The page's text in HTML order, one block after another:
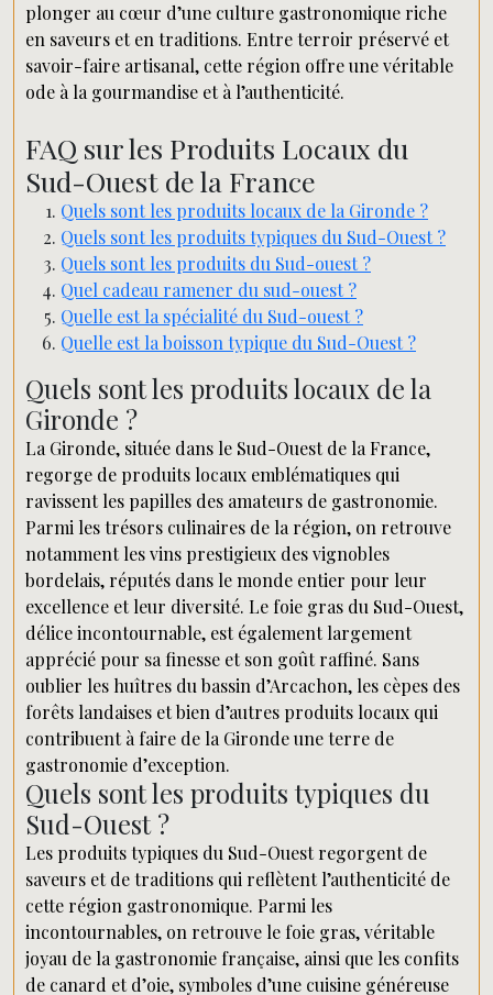
plonger au cœur d’une culture gastronomique riche
en saveurs et en traditions. Entre terroir préservé et
savoir-faire artisanal, cette région offre une véritable
ode à la gourmandise et à l’authenticité.
FAQ sur les Produits Locaux du
Sud-Ouest de la France
Quels sont les produits locaux de la Gironde ?
Quels sont les produits typiques du Sud-Ouest ?
Quels sont les produits du Sud-ouest ?
Quel cadeau ramener du sud-ouest ?
Quelle est la spécialité du Sud-ouest ?
Quelle est la boisson typique du Sud-Ouest ?
Quels sont les produits locaux de la
Gironde ?
La Gironde, située dans le Sud-Ouest de la France,
regorge de produits locaux emblématiques qui
ravissent les papilles des amateurs de gastronomie.
Parmi les trésors culinaires de la région, on retrouve
notamment les vins prestigieux des vignobles
bordelais, réputés dans le monde entier pour leur
excellence et leur diversité. Le foie gras du Sud-Ouest,
délice incontournable, est également largement
apprécié pour sa finesse et son goût raffiné. Sans
oublier les huîtres du bassin d’Arcachon, les cèpes des
forêts landaises et bien d’autres produits locaux qui
contribuent à faire de la Gironde une terre de
gastronomie d’exception.
Quels sont les produits typiques du
Sud-Ouest ?
Les produits typiques du Sud-Ouest regorgent de
saveurs et de traditions qui reflètent l’authenticité de
cette région gastronomique. Parmi les
incontournables, on retrouve le foie gras, véritable
joyau de la gastronomie française, ainsi que les confits
de canard et d’oie, symboles d’une cuisine généreuse